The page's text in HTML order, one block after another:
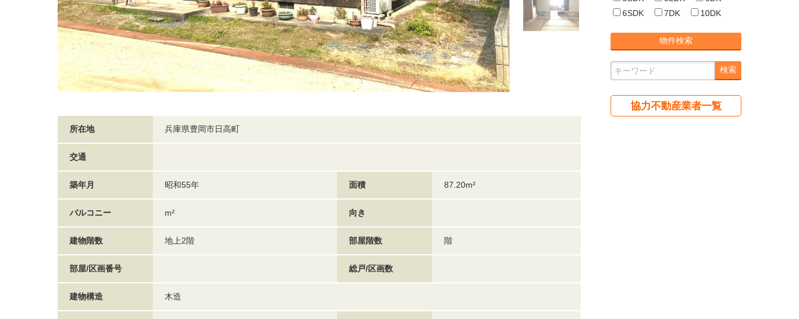
所在地 兵庫県豊岡市日高町
交通
築年月 昭和55年 面積 87.20m²
バルコニー m² 向き
建物階数 地上2階 部屋階数 階
部屋/区画番号 総戸/区画数
建物構造 木造
6SDK
7DK 10DK
協力不動産業者一覧